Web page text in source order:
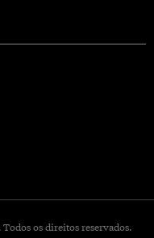
os direitos reservados.